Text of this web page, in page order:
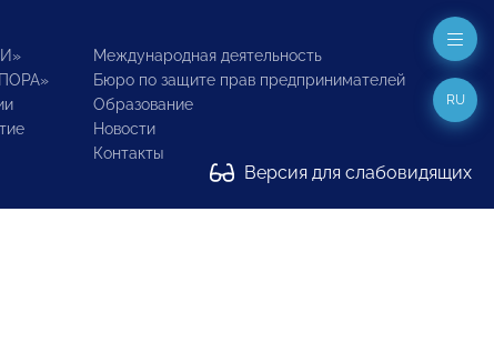
Международная деятельность
Бюро по защите прав предпринимателей
Образование
Новости
Контакты
Версия для слабовидящих
RU